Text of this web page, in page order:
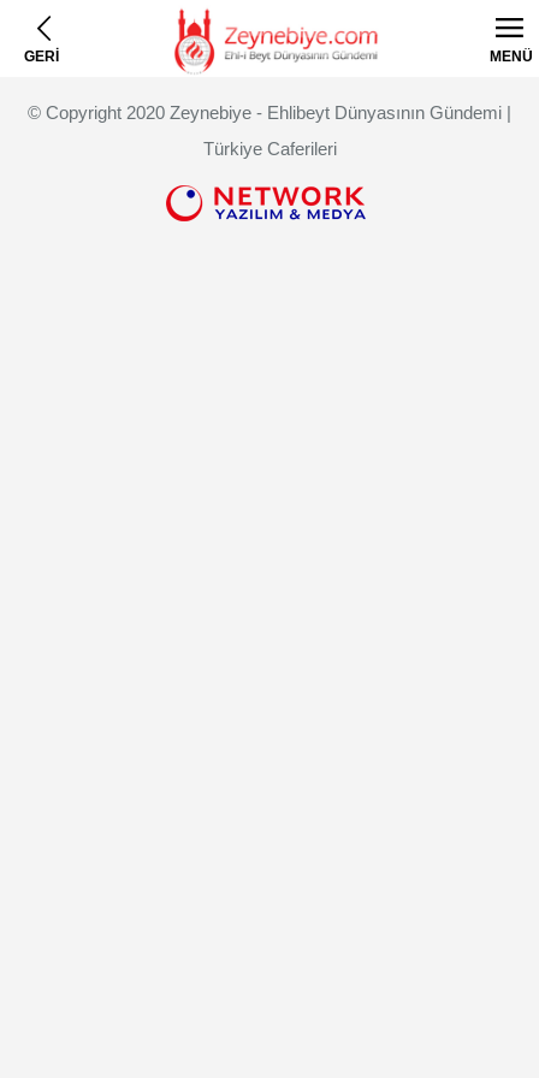
GERİ MENÜ
© Copyright 2020 Zeynebiye - Ehlibeyt Dünyasının Gündemi |
Türkiye Caferileri